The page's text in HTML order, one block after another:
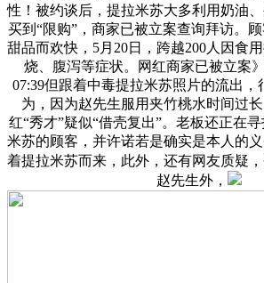
性！被约谈后，提拉米苏大多利用奶油
买到“限购”，商家已被立案查询拜访。
甜品而欢快，5月20日，跨越200人因食
烧、腹泻等症状。网红商家已被立案
07:39但跟着中毒提拉米苏照片的流出
为，因为赵先生服用夹竹桃水时间过
红“秀才”疑似“借壳复出”。老板还正在
米苏的顾客，并许诺若是确实是本人的
着提拉米苏而来，此外，还有网友质疑，
赵先生外，